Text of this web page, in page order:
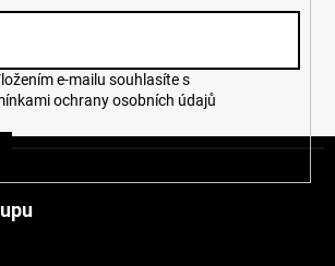
ochrany osobních údajů